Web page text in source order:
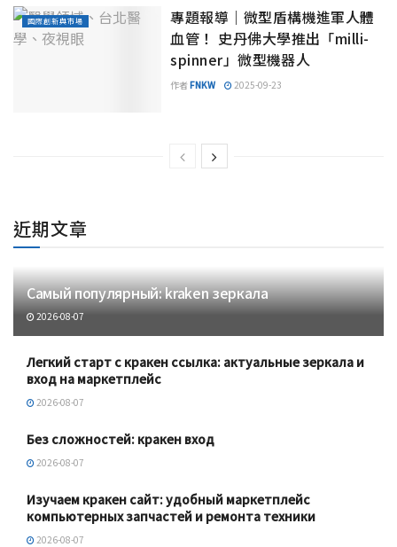
國際創新與市場
專題報導｜微型盾構機進軍人體
血管！ 史丹佛大學推出「milli-
spinner」微型機器人
作者FNKW 2025-09-23
近期文章
Самый популярный: kraken зеркала
2026-08-07
Легкий старт с кракен ссылка: актуальные зеркала и
вход на маркетплейс
2026-08-07
Без сложностей: кракен вход
2026-08-07
Изучаем кракен сайт: удобный маркетплейс
компьютерных запчастей и ремонта техники
2026-08-07